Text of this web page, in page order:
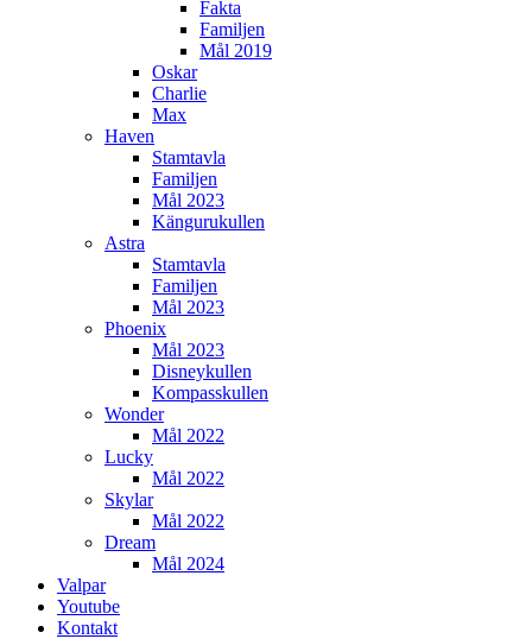
Fakta
Familjen
Mål 2019
Oskar
Charlie
Max
Haven
Stamtavla
Familjen
Mål 2023
Kängurukullen
Astra
Stamtavla
Familjen
Mål 2023
Phoenix
Mål 2023
Disneykullen
Kompasskullen
Wonder
Mål 2022
Lucky
Mål 2022
Skylar
Mål 2022
Dream
Mål 2024
Valpar
Youtube
Kontakt